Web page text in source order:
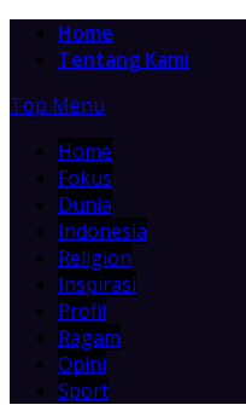
Home
Tentang Kami
Top Menu
Home
Fokus
Dunia
Indonesia
Religion
Inspirasi
Profil
Ragam
Opini
Sport